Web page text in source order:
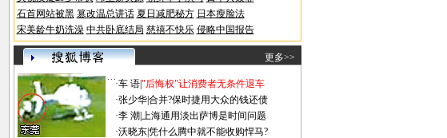
石首网站被黑 篡改温总讲话 夏日减肥秘方 日本瘦脸法
宋美龄牛奶洗澡 中共卧底结局 慈禧不快乐 侵略中国报告
更多>>
·车 语|"后悔权"让消费者无条件退车
·张少华|合并?保时捷用大众的钱还债
·李 潮 上海通用淡出萨博是时间问题
·沃晓东|凭什么腾中就不能收购悍马?